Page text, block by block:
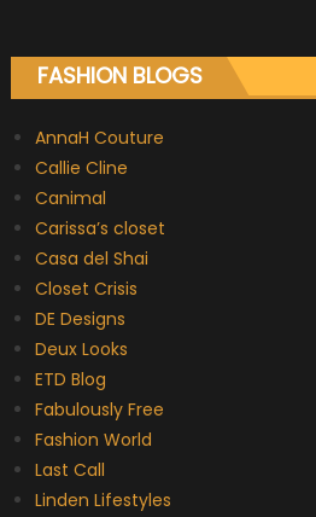
FASHION BLOGS
AnnaH Couture
Callie Cline
Canimal
Carissa’s closet
Casa del Shai
Closet Crisis
DE Designs
Deux Looks
ETD Blog
Fabulously Free
Fashion World
Last Call
Linden Lifestyles